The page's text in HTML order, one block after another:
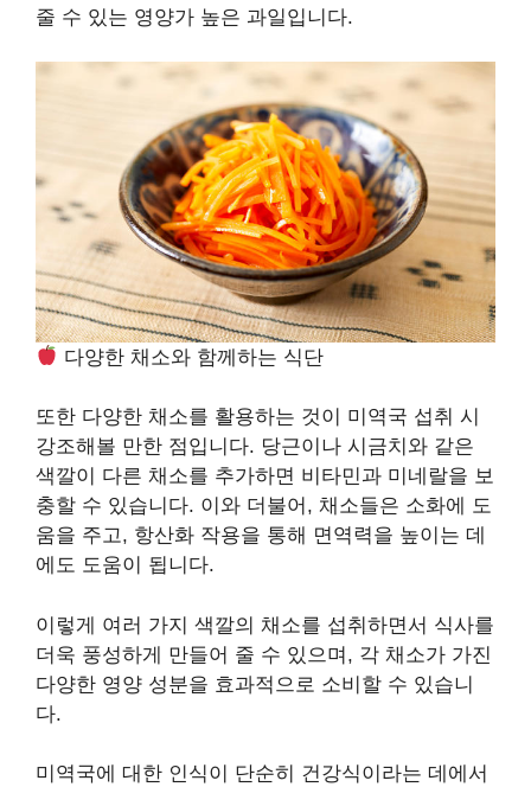
줄 수 있는 영양가 높은 과일입니다.
다양한 채소와 함께하는 식단
또한 다양한 채소를 활용하는 것이 미역국 섭취 시
강조해볼 만한 점입니다. 당근이나 시금치와 같은
색깔이 다른 채소를 추가하면 비타민과 미네랄을 보
충할 수 있습니다. 이와 더불어, 채소들은 소화에 도
움을 주고, 항산화 작용을 통해 면역력을 높이는 데
에도 도움이 됩니다.
이렇게 여러 가지 색깔의 채소를 섭취하면서 식사를
더욱 풍성하게 만들어 줄 수 있으며, 각 채소가 가진
다양한 영양 성분을 효과적으로 소비할 수 있습니
다.
미역국에 대한 인식이 단순히 건강식이라는 데에서